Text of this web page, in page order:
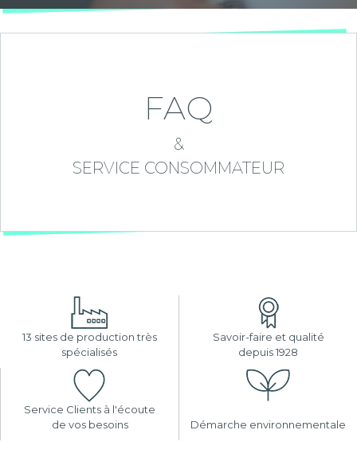
FAQ
&
SERVICE CONSOMMATEUR
13 sites de production très
spécialisés
Savoir-faire et qualité
depuis 1928
Service Clients à l'écoute
de vos besoins
Démarche environnementale